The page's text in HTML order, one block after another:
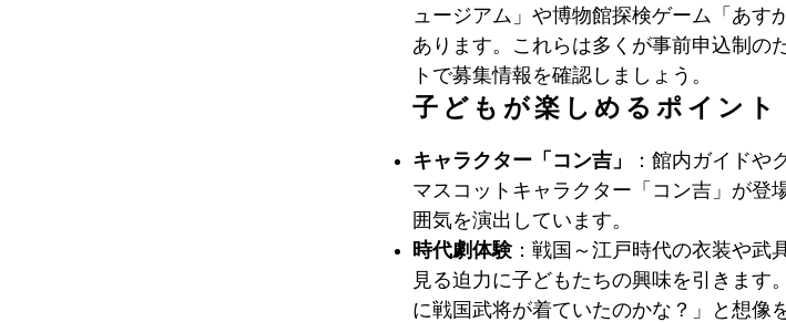
ュージアム」や博物館探検ゲーム「あす
あります。これらは多くが事前申込制の
トで募集情報を確認しましょう。
子どもが楽しめるポイント
キャラクター「コン吉」
：館内ガイドや
マスコットキャラクター「コン吉」が登
囲気を演出しています。
時代劇体験 ：戦国～江戸時代の衣装や武
見る迫力に子どもたちの興味を引きます
に戦国武将が着ていたのかな？」と想像